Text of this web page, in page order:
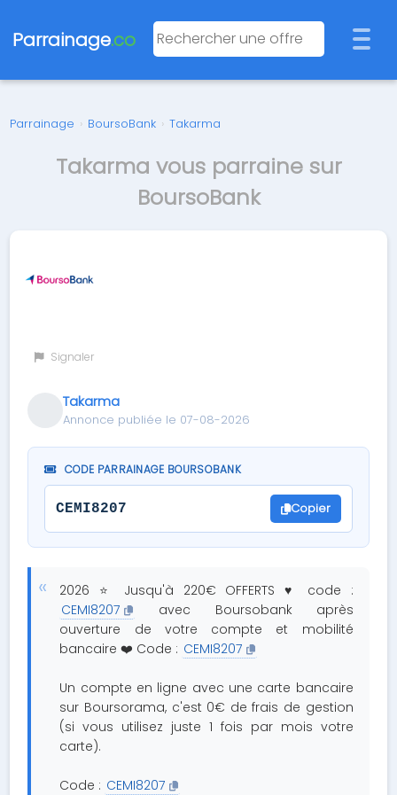
Parrainage.co
Parrainage › BoursoBank › Takarma
Takarma vous parraine sur
BoursoBank
Signaler
Takarma
Annonce publiée le 07-08-2026
CODE PARRAINAGE BOURSOBANK
CEMI8207 Copier
2026 ⭐ Jusqu'à 220€ OFFERTS ♥ code :
CEMI8207
avec Boursobank après
ouverture de votre compte et mobilité
bancaire ❤️ Code : CEMI8207
Un compte en ligne avec une carte bancaire
sur Boursorama, c'est 0€ de frais de gestion
(si vous utilisez juste 1 fois par mois votre
carte).
Code : CEMI8207